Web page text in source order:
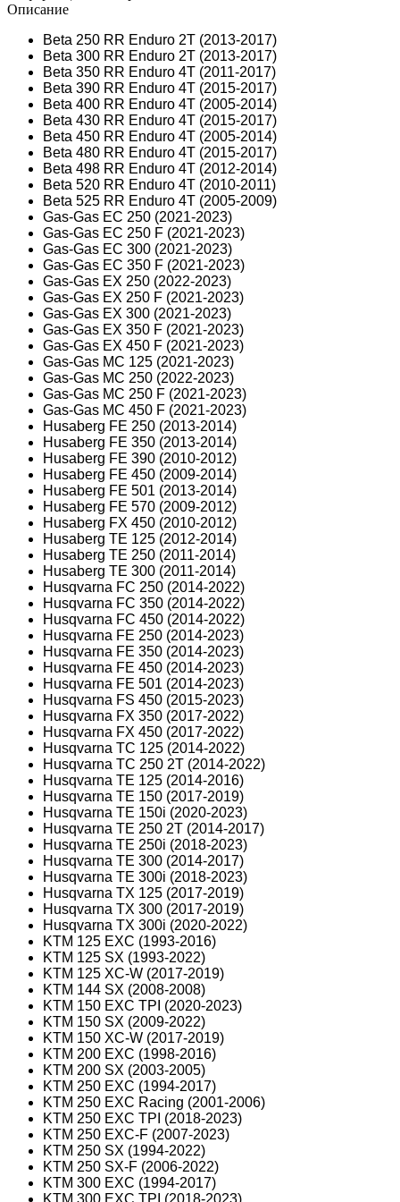
Описание
Beta 250 RR Enduro 2T (2013-2017)
Beta 300 RR Enduro 2T (2013-2017)
Beta 350 RR Enduro 4T (2011-2017)
Beta 390 RR Enduro 4T (2015-2017)
Beta 400 RR Enduro 4T (2005-2014)
Beta 430 RR Enduro 4T (2015-2017)
Beta 450 RR Enduro 4T (2005-2014)
Beta 480 RR Enduro 4T (2015-2017)
Beta 498 RR Enduro 4T (2012-2014)
Beta 520 RR Enduro 4T (2010-2011)
Beta 525 RR Enduro 4T (2005-2009)
Gas-Gas EC 250 (2021-2023)
Gas-Gas EC 250 F (2021-2023)
Gas-Gas EC 300 (2021-2023)
Gas-Gas EC 350 F (2021-2023)
Gas-Gas EX 250 (2022-2023)
Gas-Gas EX 250 F (2021-2023)
Gas-Gas EX 300 (2021-2023)
Gas-Gas EX 350 F (2021-2023)
Gas-Gas EX 450 F (2021-2023)
Gas-Gas MC 125 (2021-2023)
Gas-Gas MC 250 (2022-2023)
Gas-Gas MC 250 F (2021-2023)
Gas-Gas MC 450 F (2021-2023)
Husaberg FE 250 (2013-2014)
Husaberg FE 350 (2013-2014)
Husaberg FE 390 (2010-2012)
Husaberg FE 450 (2009-2014)
Husaberg FE 501 (2013-2014)
Husaberg FE 570 (2009-2012)
Husaberg FX 450 (2010-2012)
Husaberg TE 125 (2012-2014)
Husaberg TE 250 (2011-2014)
Husaberg TE 300 (2011-2014)
Husqvarna FC 250 (2014-2022)
Husqvarna FC 350 (2014-2022)
Husqvarna FC 450 (2014-2022)
Husqvarna FE 250 (2014-2023)
Husqvarna FE 350 (2014-2023)
Husqvarna FE 450 (2014-2023)
Husqvarna FE 501 (2014-2023)
Husqvarna FS 450 (2015-2023)
Husqvarna FX 350 (2017-2022)
Husqvarna FX 450 (2017-2022)
Husqvarna TC 125 (2014-2022)
Husqvarna TC 250 2T (2014-2022)
Husqvarna TE 125 (2014-2016)
Husqvarna TE 150 (2017-2019)
Husqvarna TE 150i (2020-2023)
Husqvarna TE 250 2T (2014-2017)
Husqvarna TE 250i (2018-2023)
Husqvarna TE 300 (2014-2017)
Husqvarna TE 300i (2018-2023)
Husqvarna TX 125 (2017-2019)
Husqvarna TX 300 (2017-2019)
Husqvarna TX 300i (2020-2022)
KTM 125 EXC (1993-2016)
KTM 125 SX (1993-2022)
KTM 125 XC-W (2017-2019)
KTM 144 SX (2008-2008)
KTM 150 EXC TPI (2020-2023)
KTM 150 SX (2009-2022)
KTM 150 XC-W (2017-2019)
KTM 200 EXC (1998-2016)
KTM 200 SX (2003-2005)
KTM 250 EXC (1994-2017)
KTM 250 EXC Racing (2001-2006)
KTM 250 EXC TPI (2018-2023)
KTM 250 EXC-F (2007-2023)
KTM 250 SX (1994-2022)
KTM 250 SX-F (2006-2022)
KTM 300 EXC (1994-2017)
KTM 300 EXC TPI (2018-2023)